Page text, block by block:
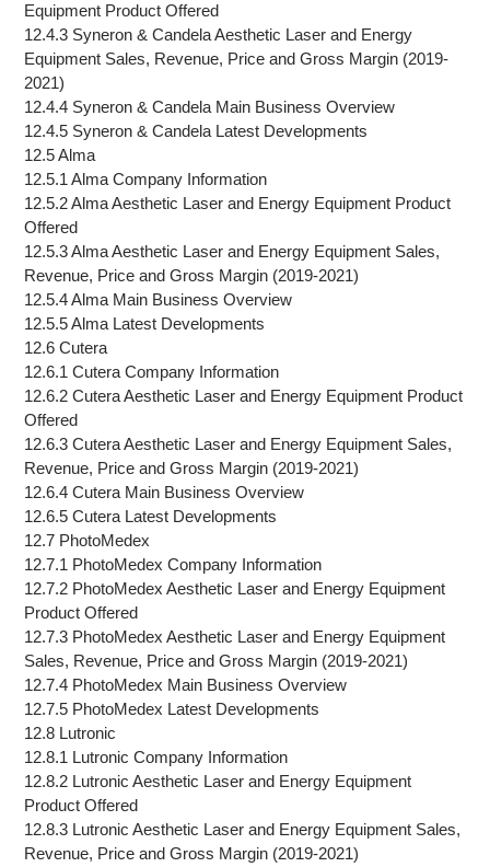
Equipment Product Offered
12.4.3 Syneron & Candela Aesthetic Laser and Energy
Equipment Sales, Revenue, Price and Gross Margin (2019-
2021)
12.4.4 Syneron & Candela Main Business Overview
12.4.5 Syneron & Candela Latest Developments
12.5 Alma
12.5.1 Alma Company Information
12.5.2 Alma Aesthetic Laser and Energy Equipment Product
Offered
12.5.3 Alma Aesthetic Laser and Energy Equipment Sales,
Revenue, Price and Gross Margin (2019-2021)
12.5.4 Alma Main Business Overview
12.5.5 Alma Latest Developments
12.6 Cutera
12.6.1 Cutera Company Information
12.6.2 Cutera Aesthetic Laser and Energy Equipment Product
Offered
12.6.3 Cutera Aesthetic Laser and Energy Equipment Sales,
Revenue, Price and Gross Margin (2019-2021)
12.6.4 Cutera Main Business Overview
12.6.5 Cutera Latest Developments
12.7 PhotoMedex
12.7.1 PhotoMedex Company Information
12.7.2 PhotoMedex Aesthetic Laser and Energy Equipment
Product Offered
12.7.3 PhotoMedex Aesthetic Laser and Energy Equipment
Sales, Revenue, Price and Gross Margin (2019-2021)
12.7.4 PhotoMedex Main Business Overview
12.7.5 PhotoMedex Latest Developments
12.8 Lutronic
12.8.1 Lutronic Company Information
12.8.2 Lutronic Aesthetic Laser and Energy Equipment
Product Offered
12.8.3 Lutronic Aesthetic Laser and Energy Equipment Sales,
Revenue, Price and Gross Margin (2019-2021)